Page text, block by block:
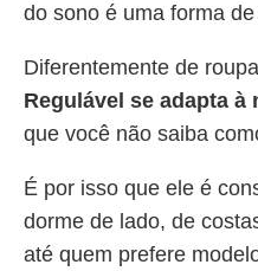
do sono é uma forma
Diferentemente de
Regulável se adapta à
que você não saiba
É por isso que ele é
dorme de lado, de
até quem prefere